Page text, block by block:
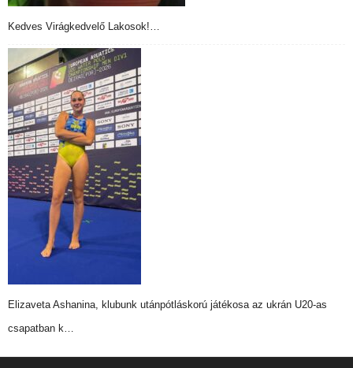
Kedves Virágkedvelő Lakosok!…
Elizaveta Ashanina, klubunk utánpótláskorú játékosa az ukrán U20-as
csapatban k…